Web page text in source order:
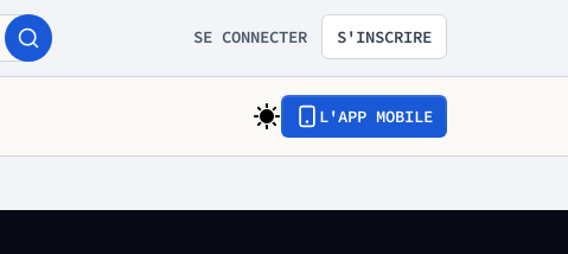
SE CONNECTER S'INSCRIRE
L'APP MOBILE